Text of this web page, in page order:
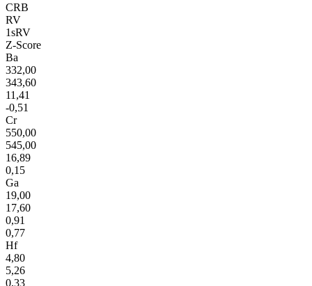
CRB
RV
1sRV
Z-Score
Ba
332,00
343,60
11,41
-0,51
Cr
550,00
545,00
16,89
0,15
Ga
19,00
17,60
0,91
0,77
Hf
4,80
5,26
0,33